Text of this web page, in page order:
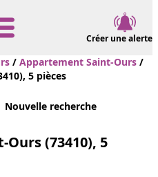
Créer une alerte
/ Appartement Saint-Ours /
5 pièces
Nouvelle recherche
(73410), 5